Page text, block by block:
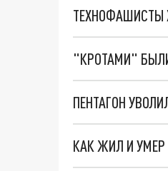
ТЕХНОФАШИСТЫ
"КРОТАМИ"
ПЕНТАГОН
КАК ЖИЛ И